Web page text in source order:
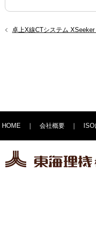
過
卓上X線CTシステム XSeeker
HOME ｜ 会社概要 ｜